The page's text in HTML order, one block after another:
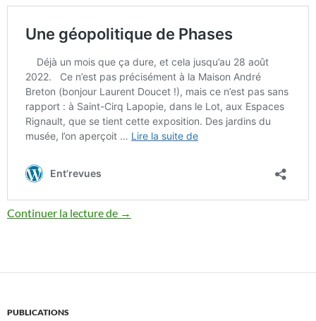
Continuer la lecture de Géopolitique de Phases sur Entrerevues
→
PUBLICATIONS